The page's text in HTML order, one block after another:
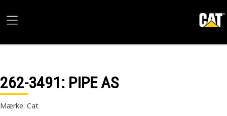
262-3491: PIPE AS
Mærke: Cat